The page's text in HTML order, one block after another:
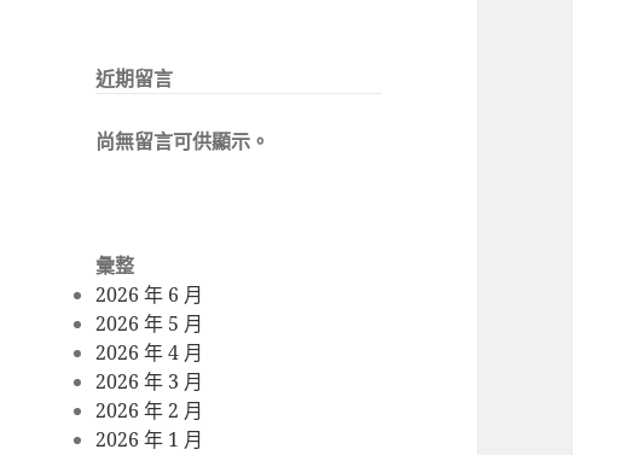
近期留言
尚無留言可供顯示。
彙整
2026 年 6 月
2026 年 5 月
2026 年 4 月
2026 年 3 月
2026 年 2 月
2026 年 1 月